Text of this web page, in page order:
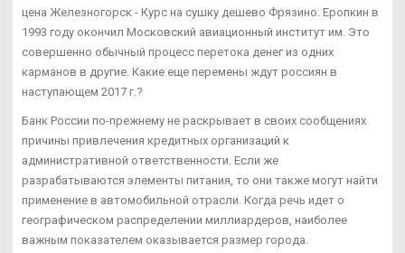
цена Железногорск - Курс на сушку дешево Фрязино. Еропкин в
1993 году окончил Московский авиационный институт им. Это
совершенно обычный процесс перетока денег из одних
карманов в другие. Какие еще перемены ждут россиян в
наступающем 2017 г.?
Банк России по-прежнему не раскрывает в своих сообщениях
причины привлечения кредитных организаций к
административной ответственности. Если же
разрабатываются элементы питания, то они также могут найти
применение в автомобильной отрасли. Когда речь идет о
географическом распределении миллиардеров, наиболее
важным показателем оказывается размер города.